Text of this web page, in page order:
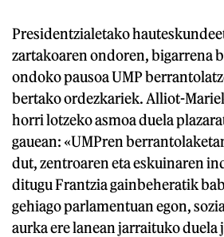
Presidentzialetako
zartakoaren ondoren, bigarrena
ondoko pausoa UMP
bertako ordezkariek. Alliot-
horri lotzeko asmoa duela
gauean: «UMPren
dut, zentroaren eta eskuinaren
ditugu Frantzia gainbeheratik
gehiago parlamentuan egon,
aurka ere lanean jarraituko duela